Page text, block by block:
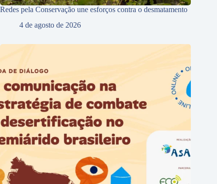
Redes pela Conservação une esforços contra o desmatamento
4 de agosto de 2026